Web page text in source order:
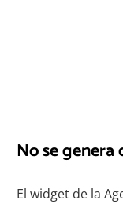
No se
El widget de la